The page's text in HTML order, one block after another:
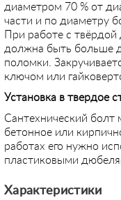
диаметром 70 % от
части и по диаметру
При работе с
должна быть больше
поломки.
ключом или
Установка в твердое
Сантехнический
бетонное или
работах его нужно
пластиковыми
Характеристики